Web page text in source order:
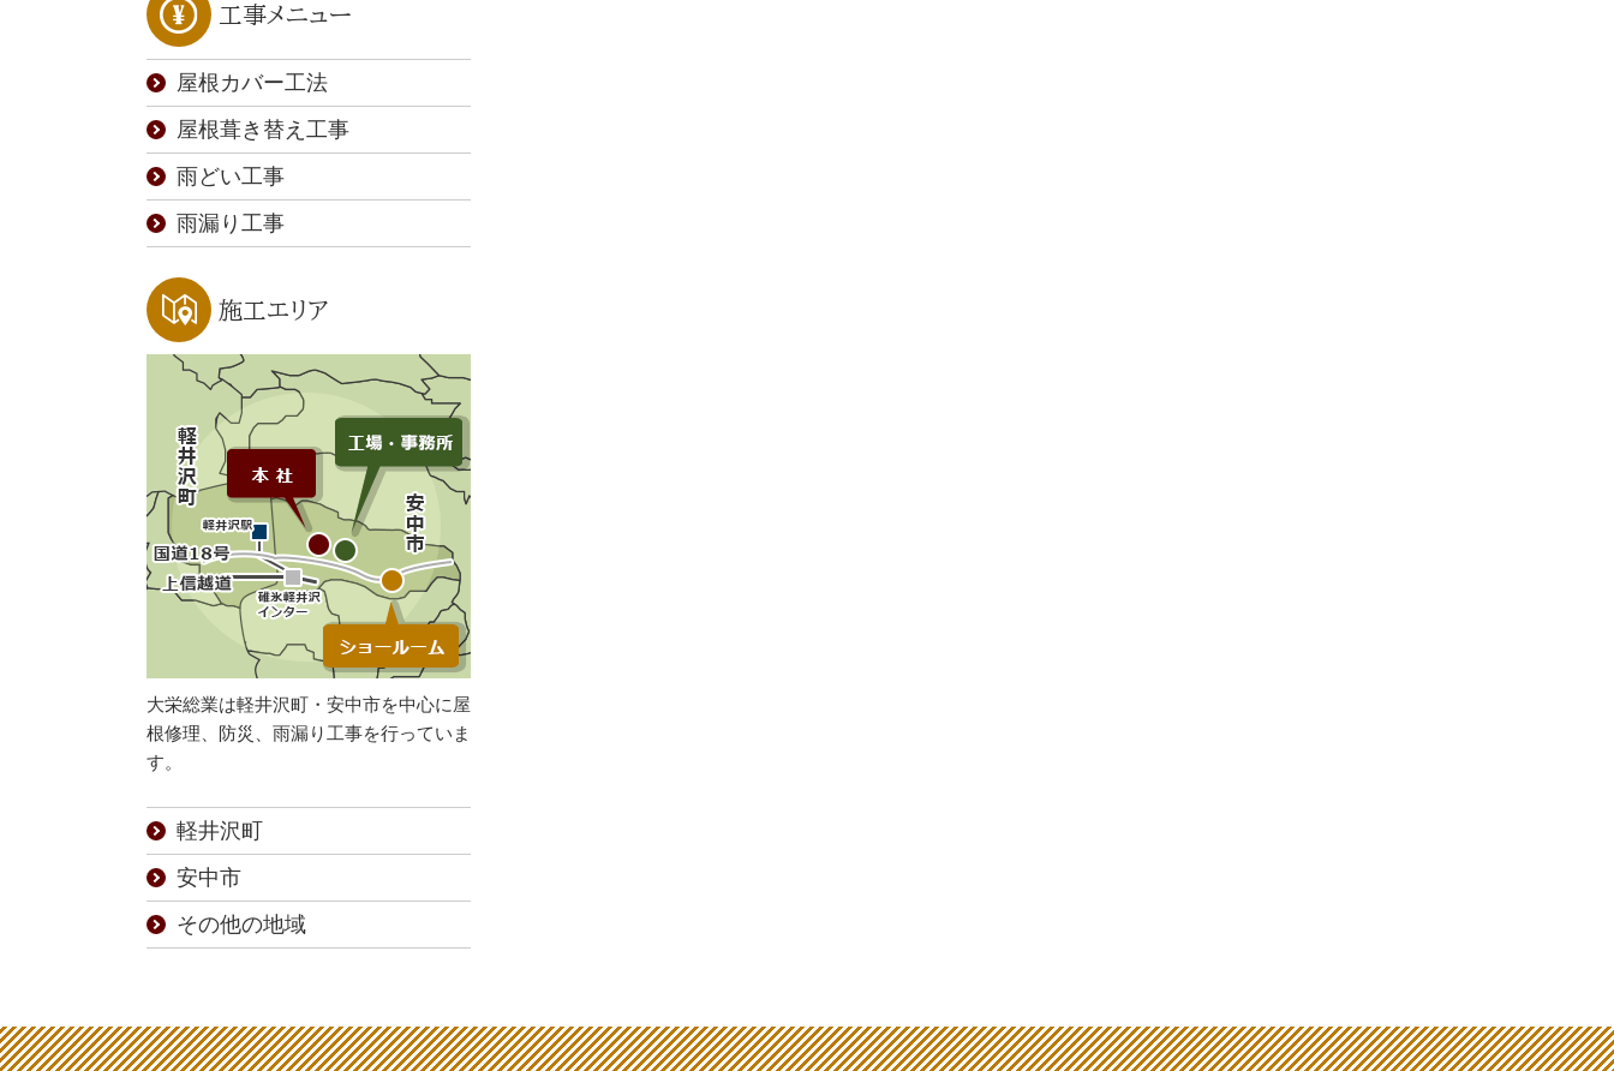
工事メニュー
屋根カバー工法
屋根葺き替え工事
雨どい工事
雨漏り工事
施工エリア
大栄総業は軽井沢町・安中市を中心に屋
根修理、防災、雨漏り工事を行っていま
す。
軽井沢町
安中市
その他の地域